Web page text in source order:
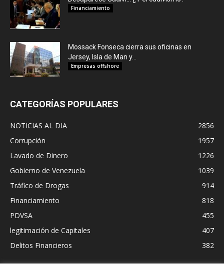
Financiamiento
Mossack Fonseca cierra sus oficinas en
Jersey, Isla de Man y...
Empresas offshore
CATEGORÍAS POPULARES
NOTICIAS AL DIA
2856
Corrupción
1957
Lavado de Dinero
1226
Gobierno de Venezuela
1039
Tráfico de Drogas
914
Financiamiento
818
PDVSA
455
legitimación de Capitales
407
Delitos Financieros
382